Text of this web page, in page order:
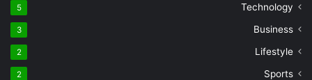
Technology
5
Business
3
Lifestyle
2
Sports
2